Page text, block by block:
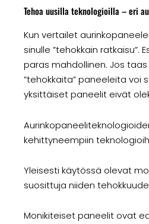
Tehoa uusilla teknologioilla – eri
Kun vertailet
sinulle ”tehokkain
paras mahdollinen. Jos
”tehokkaita” paneeleita
yksittäiset paneelit eivät
kehittyneempiin
Yleisesti käytössä olevat
suosittuja niiden
Monikiteiset paneelit ovat